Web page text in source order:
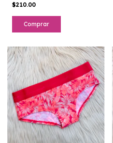
$210.00